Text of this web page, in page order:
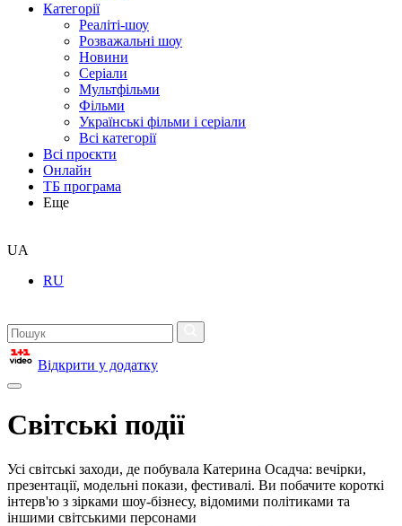
Категорії
Реаліті-шоу
Розважальні шоу
Новини
Серіали
Мультфільми
Фільми
Українські фільми і серіали
Всі категорії
Всі проєкти
Онлайн
ТБ програма
Еще
UA
RU
Відкрити у додатку
Світські події
Усі світські заходи, де побувала Катерина Осадча: вечірки,
презентації, модельні покази, фестивалі. Ви побачите короткі
інтерв'ю з зірками шоу-бізнесу, відомими політиками та
іншими світськими персонами